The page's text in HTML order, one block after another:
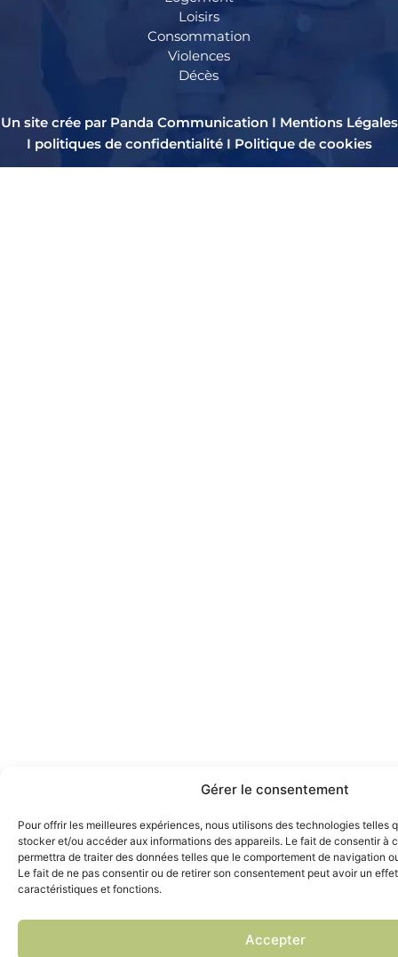
Gérer le consentement
Pour offrir les meilleures expériences, nous utilisons des technologies telles
stocker et/ou accéder aux informations des appareils. Le fait de consentir à
permettra de traiter des données telles que le comportement de navigation
Le fait de ne pas consentir ou de retirer son consentement peut avoir un
caractéristiques et fonctions.
Accepter
Loisirs
Consommation
Violences
Décès
Un site crée par Panda Communication I Mentions Légales
I politiques de confidentialitéI Politique de cookies